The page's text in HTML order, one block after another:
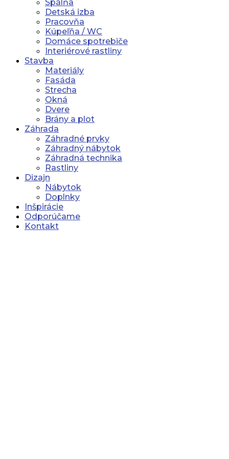
Spálňa
Detská izba
Pracovňa
Kúpeľňa / WC
Domáce spotrebiče
Interiérové rastliny
Stavba
Materiály
Fasáda
Strecha
Okná
Dvere
Brány a plot
Záhrada
Záhradné prvky
Záhradný nábytok
Záhradná technika
Rastliny
Dizajn
Nábytok
Doplnky
Inšpirácie
Odporúčame
Kontakt